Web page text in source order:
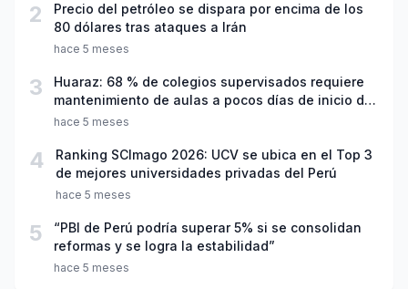
2
Precio del petróleo se dispara por encima de los
80 dólares tras ataques a Irán
hace 5 meses
3
Huaraz: 68 % de colegios supervisados requiere
mantenimiento de aulas a pocos días de inicio del
año escolar 2026
hace 5 meses
4
Ranking SCImago 2026: UCV se ubica en el Top 3
de mejores universidades privadas del Perú
hace 5 meses
5
“PBI de Perú podría superar 5% si se consolidan
reformas y se logra la estabilidad”
hace 5 meses